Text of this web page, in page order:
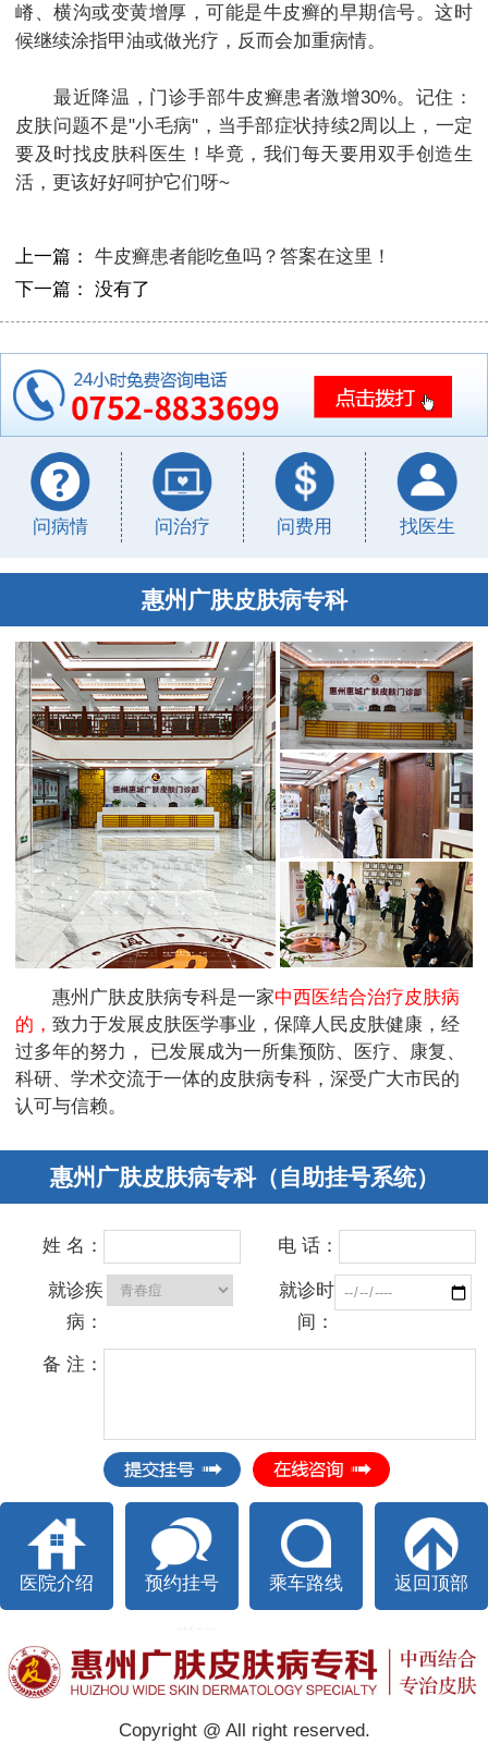
嵴、横沟或变黄增厚，可能是牛皮癣的早期信号。这时
候继续涂指甲油或做光疗，反而会加重病情。
最近降温，门诊手部牛皮癣患者激增30%。记住：
皮肤问题不是"小毛病"，当手部症状持续2周以上，一定
要及时找皮肤科医生！毕竟，我们每天要用双手创造生
活，更该好好呵护它们呀~
上一篇： 牛皮癣患者能吃鱼吗？答案在这里！
下一篇： 没有了
问病情 问治疗 问费用 找医生
惠州广肤皮肤病专科
惠州广肤皮肤病专科是一家中西医结合治疗皮肤病
的， 致力于发展皮肤医学事业，保障人民皮肤健康，经
过多年的努力， 已发展成为一所集预防、医疗、康复、
科研、学术交流于一体的皮肤病专科，深受广大市民的
认可与信赖。
惠州广肤皮肤病专科（自助挂号系统）
姓 名： 电 话：
就诊疾
病：
就诊时
间：
备 注：
医院介绍 预约挂号 乘车路线 返回顶部
Copyright @ All right reserved.